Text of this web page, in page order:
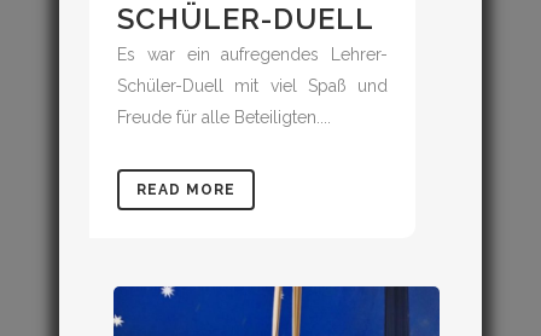
SCHÜLER-DUELL
Es war ein aufregendes Lehrer-
Schüler-Duell mit viel Spaß und
Freude für alle Beteiligten....
READ MORE